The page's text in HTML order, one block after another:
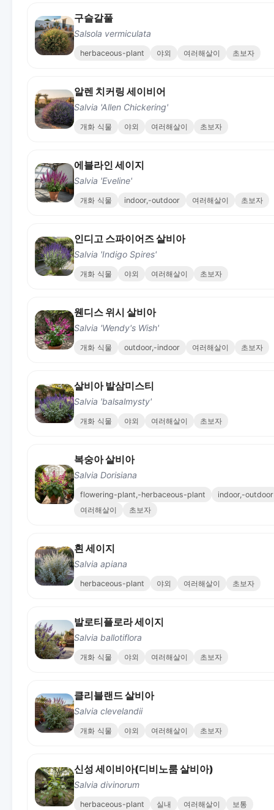
구슬갈풀
Salsola vermiculata
herbaceous-plant 야외 여러해살이 초보자
알렌 치커링 세이비어
Salvia 'Allen Chickering'
개화 식물 야외 여러해살이 초보자
에블라인 세이지
Salvia 'Eveline'
개화 식물 indoor,-outdoor 여러해살이 초보자
인디고 스파이어즈 살비아
Salvia 'Indigo Spires'
개화 식물 야외 여러해살이 초보자
웬디스 위시 살비아
Salvia 'Wendy's Wish'
개화 식물 outdoor,-indoor 여러해살이 초보자
살비아 발삼미스티
Salvia 'balsalmysty'
개화 식물 야외 여러해살이 초보자
복숭아 살비아
Salvia Dorisiana
flowering-plant,-herbaceous-plant
indoor,-outdoor
여러해살이
초보자
흰 세이지
Salvia apiana
herbaceous-plant 야외 여러해살이 초보자
발로티플로라 세이지
Salvia ballotiflora
개화 식물 야외 여러해살이 초보자
클리블랜드 살비아
Salvia clevelandii
개화 식물 야외 여러해살이 초보자
신성 세이비아(디비노룸 살비아)
Salvia divinorum
herbaceous-plant 실내 여러해살이 보통